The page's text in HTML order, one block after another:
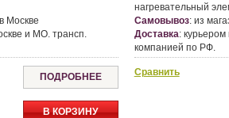
Москве
и МО. трансп.
ПОДРОБНЕЕ
В КОРЗИНУ
нагревательный
Самовывоз: из
Доставка: курьером
компанией по РФ.
Сравнить